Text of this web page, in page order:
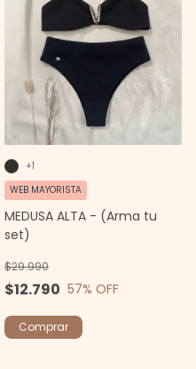
MEDUSA ALTA - (Arma tu
set)
$12.790
$29.990
57% OFF
WEB MAYORISTA
+1
Comprar